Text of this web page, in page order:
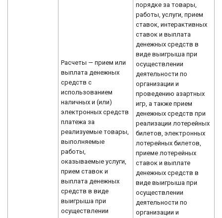
Расчеты — прием или
выплата денежных
средств с
использованием
наличных и (или)
электронных средств
платежа за
реализуемые товары,
выполняемые
работы,
оказываемые услуги,
прием ставок и
выплата денежных
средств в виде
выигрыша при
осуществлении
порядке за товары,
работы, услуги, прием
ставок, интерактивных
ставок и выплата
денежных средств в
виде выигрыша при
осуществлении
деятельности по
организации и
проведению азартных
игр, а также прием
денежных средств при
реализации лотерейных
билетов, электронных
лотерейных билетов,
приеме лотерейных
ставок и выплате
денежных средств в
виде выигрыша при
осуществлении
деятельности по
организации и